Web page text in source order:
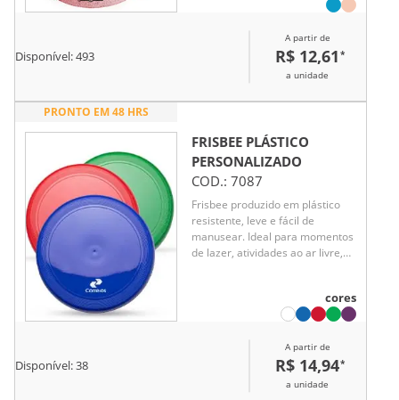
animal com muito mais conforto
circular garante maior
estabilidade, tornando as
refeições ainda mais tranquilas.
carinho e qualidade é essencial!
Disponível:493
A partir de
R$ 12,61 *
a unidade
PRONTO EM 48 HRS
FRISBEE PLÁSTICO
PERSONALIZADO
COD.: 7087
Frisbee produzido em plástico
resistente, leve e fácil de
manusear. Ideal para momentos
de lazer, atividades ao ar livre,
cores
Disponível:38
A partir de
R$ 14,94*
a unidade